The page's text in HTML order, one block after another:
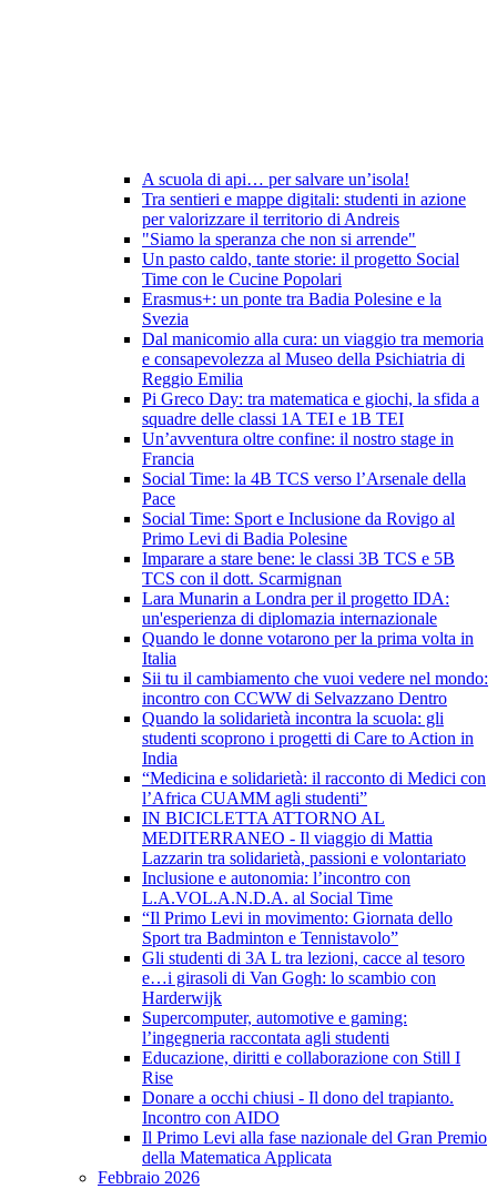
A scuola di api… per salvare un’isola!
Tra sentieri e mappe digitali: studenti in azione
per valorizzare il territorio di Andreis
"Siamo la speranza che non si arrende"
Un pasto caldo, tante storie: il progetto Social
Time con le Cucine Popolari
Erasmus+: un ponte tra Badia Polesine e la
Svezia
Dal manicomio alla cura: un viaggio tra memoria
e consapevolezza al Museo della Psichiatria di
Reggio Emilia
Pi Greco Day: tra matematica e giochi, la sfida a
squadre delle classi 1A TEI e 1B TEI
Un’avventura oltre confine: il nostro stage in
Francia
Social Time: la 4B TCS verso l’Arsenale della
Pace
Social Time: Sport e Inclusione da Rovigo al
Primo Levi di Badia Polesine
Imparare a stare bene: le classi 3B TCS e 5B
TCS con il dott. Scarmignan
Lara Munarin a Londra per il progetto IDA:
un'esperienza di diplomazia internazionale
Quando le donne votarono per la prima volta in
Italia
Sii tu il cambiamento che vuoi vedere nel mondo:
incontro con CCWW di Selvazzano Dentro
Quando la solidarietà incontra la scuola: gli
studenti scoprono i progetti di Care to Action in
India
“Medicina e solidarietà: il racconto di Medici con
l’Africa CUAMM agli studenti”
IN BICICLETTA ATTORNO AL
MEDITERRANEO - Il viaggio di Mattia
Lazzarin tra solidarietà, passioni e volontariato
Inclusione e autonomia: l’incontro con
L.A.VOL.A.N.D.A. al Social Time
“Il Primo Levi in movimento: Giornata dello
Sport tra Badminton e Tennistavolo”
Gli studenti di 3A L tra lezioni, cacce al tesoro
e…i girasoli di Van Gogh: lo scambio con
Harderwijk
Supercomputer, automotive e gaming:
l’ingegneria raccontata agli studenti
Educazione, diritti e collaborazione con Still I
Rise
Donare a occhi chiusi - Il dono del trapianto.
Incontro con AIDO
Il Primo Levi alla fase nazionale del Gran Premio
della Matematica Applicata
Febbraio 2026